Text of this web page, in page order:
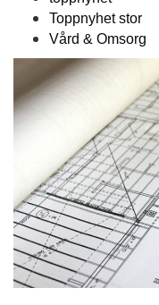
Toppnyhet stor
Vård & Omsorg